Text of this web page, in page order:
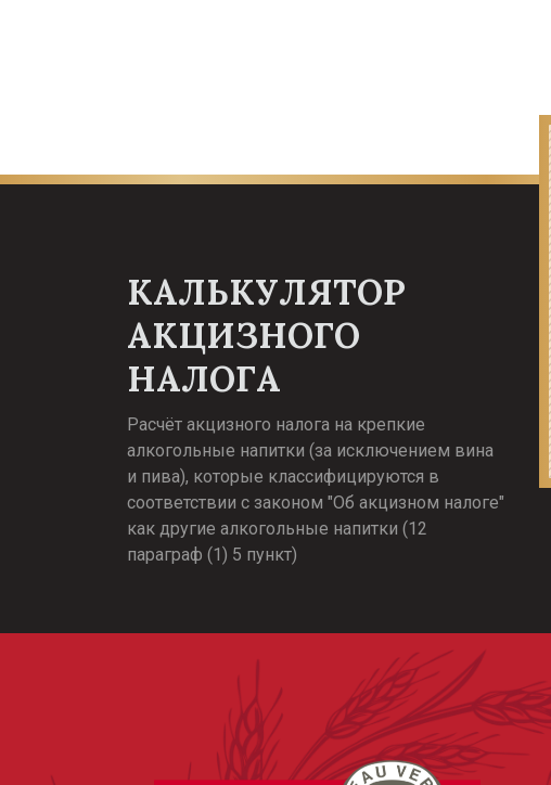
КАЛЬКУЛЯТОР
АКЦИЗНОГО
НАЛОГА
Расчёт акцизного налога на крепкие
алкогольные напитки (за исключением вина
и пива), которые классифицируются в
соответствии с законом "Об акцизном налоге"
как другие алкогольные напитки (12
параграф (1) 5 пункт)